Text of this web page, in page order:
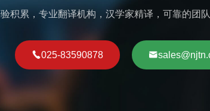
积累，专业翻译机构，汉学家精译，可靠的团
025-83590878